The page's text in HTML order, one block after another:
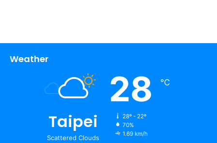
Weather
Taipei
Scattered Clouds
28 ℃
28º - 22º
70%
1.69 km/h